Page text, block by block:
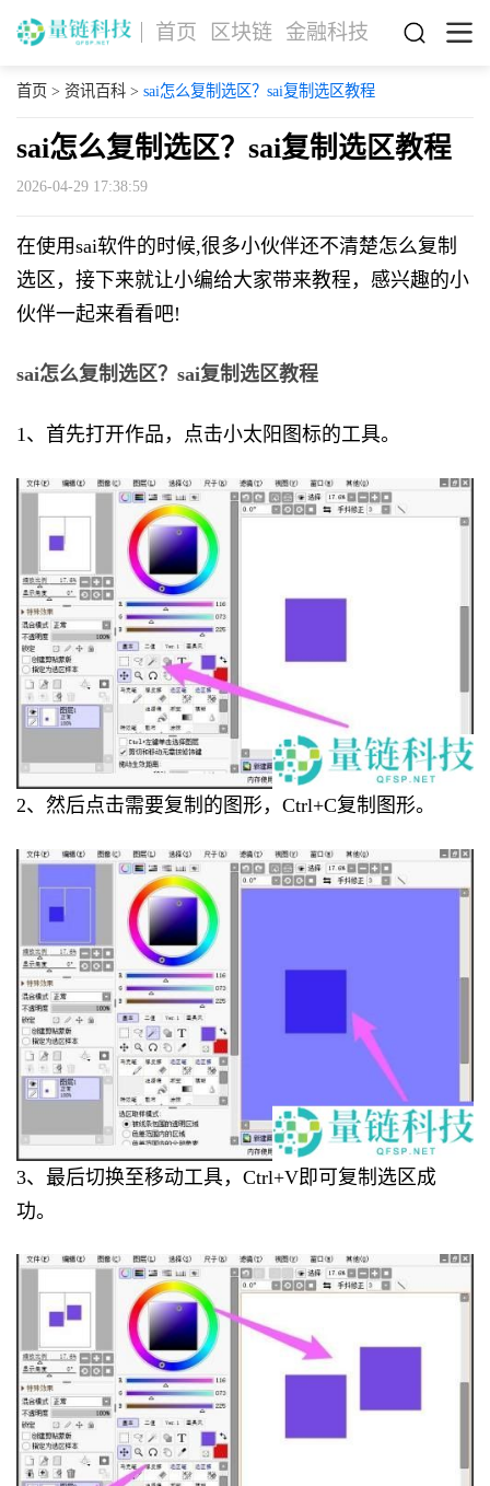
首页 区块链 金融科技
首页 > 资讯百科> sai怎么复制选区？sai复制选区教程
sai怎么复制选区？sai复制选区教程
2026-04-29 17:38:59
在使用sai软件的时候,很多小伙伴还不清楚怎么复制
选区，接下来就让小编给大家带来教程，感兴趣的小
伙伴一起来看看吧!
sai怎么复制选区？sai复制选区教程
1、首先打开作品，点击小太阳图标的工具。
2、然后点击需要复制的图形，Ctrl+C复制图形。
3、最后切换至移动工具，Ctrl+V即可复制选区成
功。